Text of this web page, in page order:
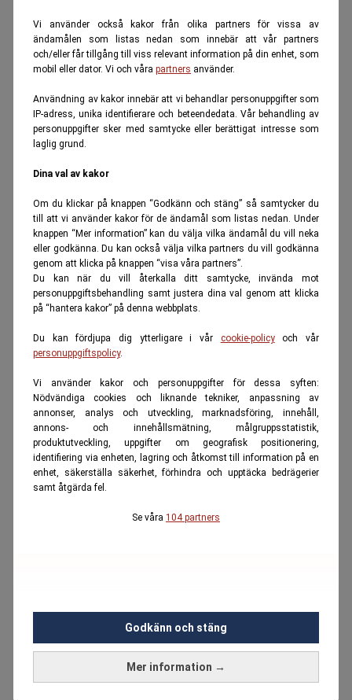
Vi använder också kakor från olika partners för vissa av
ändamålen som listas nedan som innebär att vår partners
och/eller får tillgång till viss relevant information på din enhet, som
mobil eller dator. Vi och våra partners använder.
Användning av kakor innebär att vi behandlar personuppgifter som
IP-adress, unika identifierare och beteendedata. Vår behandling av
personuppgifter sker med samtycke eller berättigat intresse som
laglig grund.
Dina val av kakor
Om du klickar på knappen “Godkänn och stäng” så samtycker du
till att vi använder kakor för de ändamål som listas nedan. Under
knappen “Mer information” kan du välja vilka ändamål du vill neka
eller godkänna. Du kan också välja vilka partners du vill godkänna
genom att klicka på knappen “visa våra partners”.
Du kan när du vill återkalla ditt samtycke, invända mot
personuppgiftsbehandling samt justera dina val genom att klicka
på “hantera kakor” på denna webbplats.
Du kan fördjupa dig ytterligare i vår cookie-policyoch vår
personuppgiftspolicy.
Vi använder kakor och personuppgifter för dessa syften:
Nödvändiga cookies och liknande tekniker, anpassning av
annonser, analys och utveckling, marknadsföring, innehåll,
annons- och innehållsmätning, målgruppsstatistik,
produktutveckling, uppgifter om geografisk positionering,
identifiering via enheten, lagring och åtkomst till information på en
enhet, säkerställa säkerhet, förhindra och upptäcka bedrägerier
samt åtgärda fel.
Se våra 104 partners
Mer information →
Godkänn och stäng